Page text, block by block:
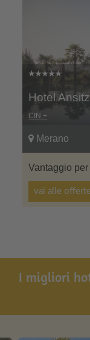
Hotel
CIN +
Merano
Vantaggio per
vai alle offerte
I migliori